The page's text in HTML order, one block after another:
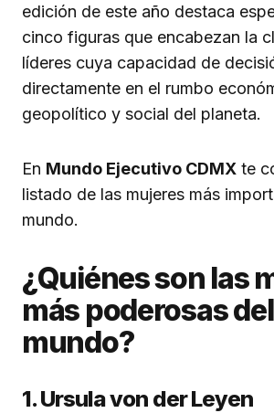
edición de este año destaca
cinco figuras que encabezan la
líderes cuya capacidad de
directamente en el rumbo
geopolítico y social del planeta.
En Mundo Ejecutivo CDMX te
listado de las mujeres más
mundo.
¿Quiénes son las
más poderosas del
mundo?
1. Ursula von der Leyen